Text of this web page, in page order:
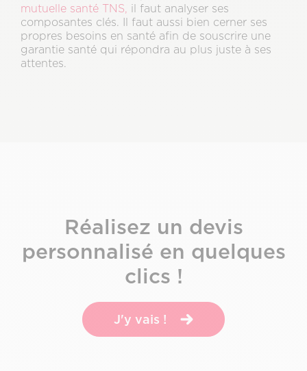
mutuelle santé TNS, il faut analyser ses
composantes clés. Il faut aussi bien cerner ses
propres besoins en santé afin de souscrire une
garantie santé qui répondra au plus juste à ses
attentes.
Réalisez un devis
personnalisé en quelques
clics !
J'y vais !